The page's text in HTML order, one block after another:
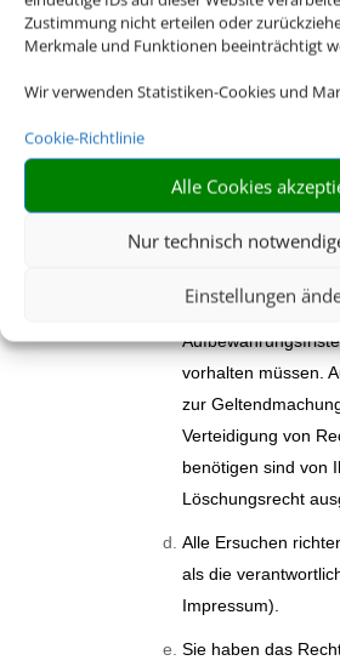
Zustimmung nicht erteilen oder
Merkmale und Funktionen beeinträchtigt
Wir verwenden Statistiken-Cookies und
Cookie-Richtlinie
Alle Cookies
Nur technisch
Einstellungen
Sie haben weiterhin
unverzügliche
gespeicherten
vorliegen. Bitte
Löschungsrecht
unterliegen kann.
die wir aufgrund
vorhalten müssen.
zur
Verteidigung von
benötigen sind von
Löschungsrecht
Alle Ersuchen
als die
Impressum).
Sie haben das